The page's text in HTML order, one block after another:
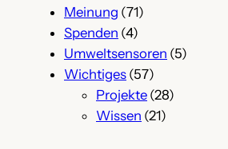
Meinung (71)
Spenden (4)
Umweltsensoren (5)
Wichtiges (57)
Projekte (28)
Wissen (21)